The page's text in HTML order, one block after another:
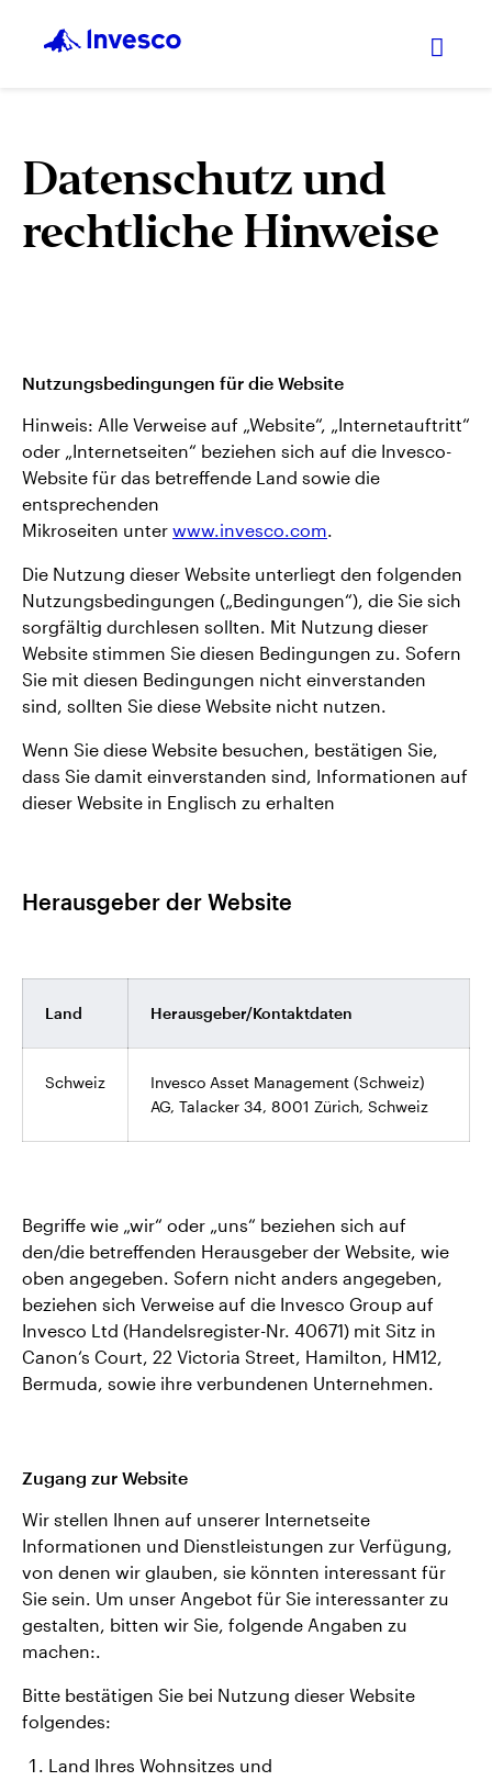
Datenschutz und
rechtliche Hinweise
Nutzungsbedingungen für die Website
Hinweis: Alle Verweise auf „Website“, „Internetauftritt“
oder „Internetseiten“ beziehen sich auf die Invesco-
Website für das betreffende Land sowie die
entsprechenden
Mikroseiten unter www.invesco.com.
Die Nutzung dieser Website unterliegt den folgenden
Nutzungsbedingungen („Bedingungen“), die Sie sich
sorgfältig durchlesen sollten. Mit Nutzung dieser
Website stimmen Sie diesen Bedingungen zu. Sofern
Sie mit diesen Bedingungen nicht einverstanden
sind, sollten Sie diese Website nicht nutzen.
Wenn Sie diese Website besuchen, bestätigen Sie,
dass Sie damit einverstanden sind, Informationen auf
dieser Website in Englisch zu erhalten
Herausgeber der Website
Land Herausgeber/Kontaktdaten
Schweiz
Invesco Asset Management (Schweiz)
AG, Talacker 34, 8001 Zürich, Schweiz
Begriffe wie „wir“ oder „uns“ beziehen sich auf
den/die betreffenden Herausgeber der Website, wie
oben angegeben. Sofern nicht anders angegeben,
beziehen sich Verweise auf die Invesco Group auf
Invesco Ltd (Handelsregister-Nr. 40671) mit Sitz in
Canon‘s Court, 22 Victoria Street, Hamilton, HM12,
Bermuda, sowie ihre verbundenen Unternehmen.
Zugang zur Website
Wir stellen Ihnen auf unserer Internetseite
Informationen und Dienstleistungen zur Verfügung,
von denen wir glauben, sie könnten interessant für
Sie sein. Um unser Angebot für Sie interessanter zu
gestalten, bitten wir Sie, folgende Angaben zu
machen:.
Bitte bestätigen Sie bei Nutzung dieser Website
folgendes:
Land Ihres Wohnsitzes und